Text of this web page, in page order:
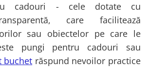
cadouri - cele dotate cu
care facilitează
sau obiectelor pe care le
pungi pentru cadouri sau
buchet răspund nevoilor practice